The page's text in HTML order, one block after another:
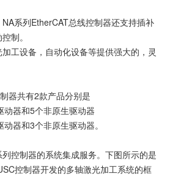
系列EtherCAT总线控制器还支持插补
制。
工设备，自动化设备等提供强大的，灵
器共有2款产品分别是
动器和5个非原生驱动器
器和3个非原生驱动器。
控制器的系统集成服务。下图所示的是
控制器开发的多轴激光加工系统的框